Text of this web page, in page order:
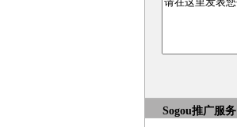
Sogou推广服务